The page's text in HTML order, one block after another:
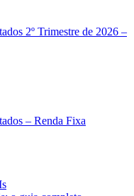
2º Trimestre de 2026 –
– Renda Fixa